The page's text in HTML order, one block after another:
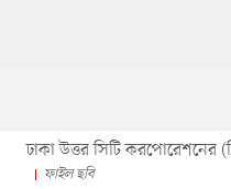
ঢাকা উত্তর সিটি করপোরেশনের
ফাইল ছবি